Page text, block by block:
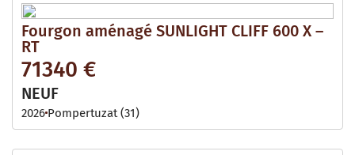
Fourgon aménagé SUNLIGHT CLIFF 600 X –
RT
71340 €
NEUF
2026 Pompertuzat (31)